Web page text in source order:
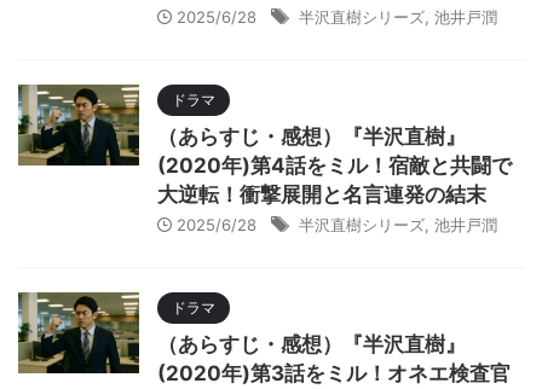
2025/6/28 半沢直樹シリーズ 池井戸潤
ドラマ
（あらすじ・感想）『半沢直樹』
(2020年)第4話をミル！宿敵と共闘で
大逆転！衝撃展開と名言連発の結末
2025/6/28 半沢直樹シリーズ 池井戸潤
ドラマ
（あらすじ・感想）『半沢直樹』
(2020年)第3話をミル！オネエ検査官